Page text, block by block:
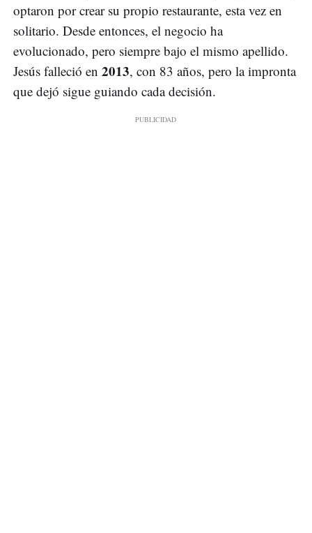
optaron por crear su propio restaurante, esta vez en
solitario. Desde entonces, el negocio ha
evolucionado, pero siempre bajo el mismo apellido.
Jesús falleció en 2013, con 83 años, pero la impronta
que dejó sigue guiando cada decisión.